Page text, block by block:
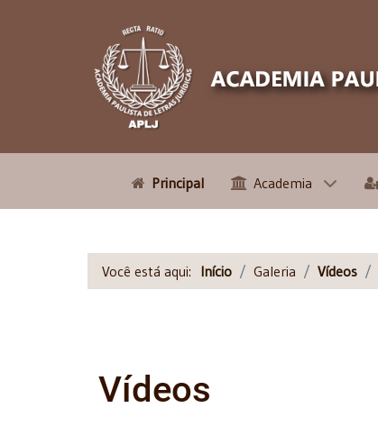
Principal Academia
Você está aqui: Início Galeria Vídeos
Vídeos